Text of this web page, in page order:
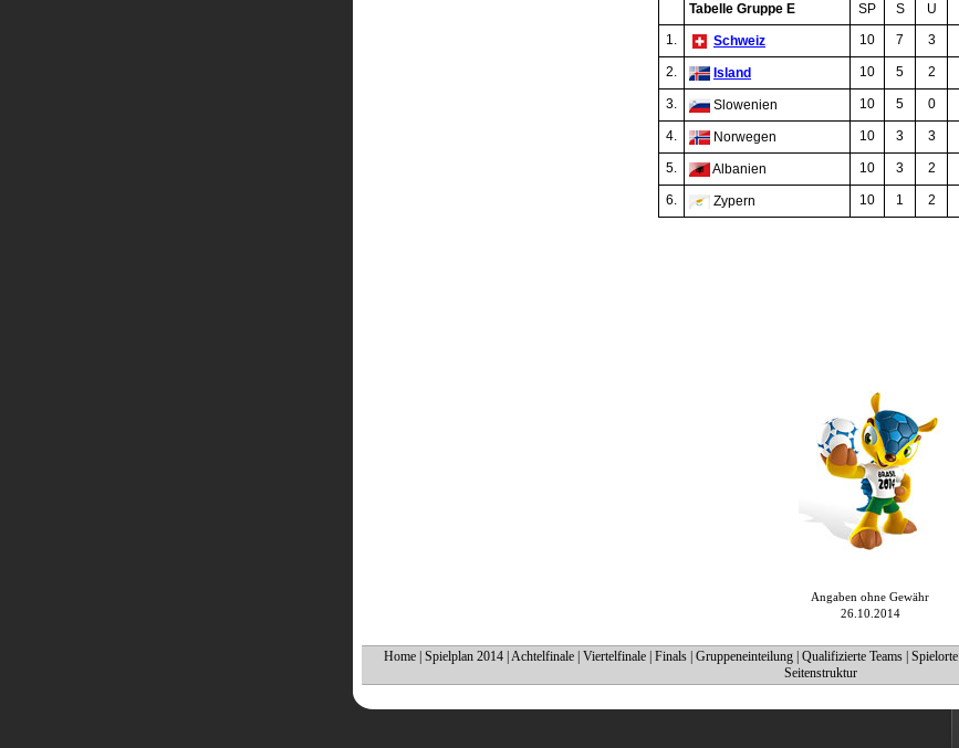
Tabelle Gruppe E SP S U
1.
Schweiz 10 7 3
2. Island 10 5 2
3. Slowenien 10 5 0
4. Norwegen 10 3 3
5. Albanien 10 3 2
6. Zypern 10 1 2
Angaben ohne Gewähr
26.10.2014
Home Spielplan 2014 Achtelfinale Viertelfinale Finals Gruppeneinteilung Qualifizierte Teams Spielorte
Seitenstruktur